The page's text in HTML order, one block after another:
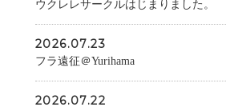
ウクレレサークルはじまりました。
2026.07.23
フラ遠征＠Yurihama
2026.07.22